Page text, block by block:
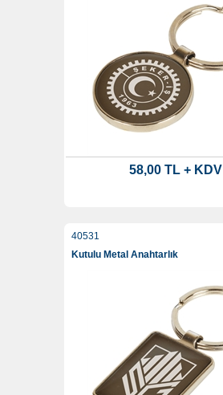
58,00 TL + KDV
40531
Kutulu Metal Anahtarlık